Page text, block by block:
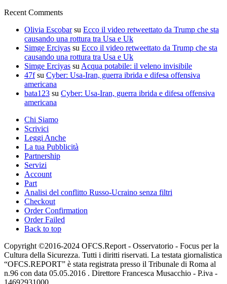
Recent Comments
Olivia Escobarsu Ecco il video retweettato da Trump che sta
causando una rottura tra Usa e Uk
Simge Erciyas su Ecco il video retweettato da Trump che sta
causando una rottura tra Usa e Uk
Simge Erciyas su Acqua potabile: il veleno invisibile
47fsu Cyber: Usa-Iran, guerra ibrida e difesa offensiva
americana
bata123 su Cyber: Usa-Iran, guerra ibrida e difesa offensiva
americana
Chi Siamo
Scrivici
Leggi Anche
La tua Pubblicità
Partnership
Servizi
Account
Part
Analisi del conflitto Russo-Ucraino senza filtri
Checkout
Order Confirmation
Order Failed
Back to top
Copyright ©2016-2024 OFCS.Report - Osservatorio - Focus per la
Cultura della Sicurezza. Tutti i diritti riservati. La testata giornalistica
“OFCS.REPORT” è stata registrata presso il Tribunale di Roma al
n.96 con data 05.05.2016 . Direttore Francesca Musacchio - P.iva -
14692931000